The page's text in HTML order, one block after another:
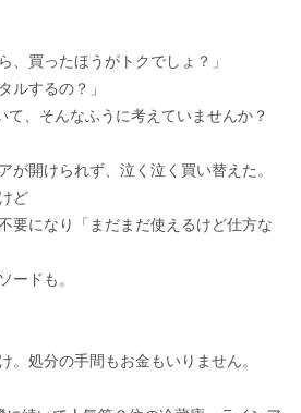
、買ったほうがトクでしょ？」
ルするの？」
て、そんなふうに考えていませんか？
が開けられず、泣く泣く買い替えた。
ど
要になり「まだまだ使えるけど仕方な
ードも。
。処分の手間もお金もいりません。